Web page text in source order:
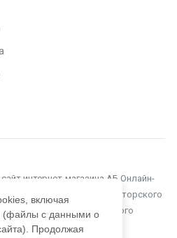
интернет-магазина АБ Онлайн-
является объектом авторского
на использование которого
Бизнеса».
включая
(файлы с данными о
Продолжая